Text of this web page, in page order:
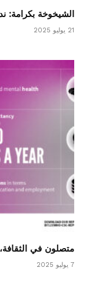
الشيخوخة بكرامة:
21 يوليو 2025
متصلون في
7 يوليو 2025